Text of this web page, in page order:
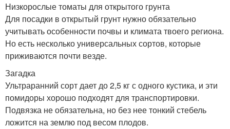
Низкорослые томаты для открытого грунта
Для посадки в открытый грунт нужно обязательно
учитывать особенности почвы и климата твоего региона.
Но есть несколько универсальных сортов, которые
приживаются почти везде.
Загадка
Ультраранний сорт дает до 2,5 кг с одного кустика, и эти
помидоры хорошо подходят для транспортировки.
Подвязка не обязательна, но без нее тонкий стебель
ложится на землю под весом плодов.